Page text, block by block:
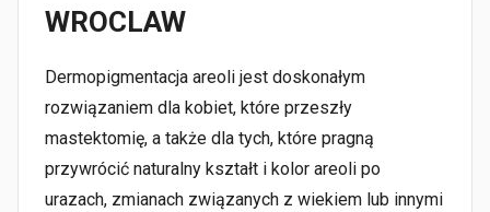
WROCLAW
Dermopigmentacja areoli jest doskonałym
rozwiązaniem dla kobiet, które przeszły
mastektomię, a także dla tych, które pragną
przywrócić naturalny kształt i kolor areoli po
urazach, zmianach związanych z wiekiem lub innymi